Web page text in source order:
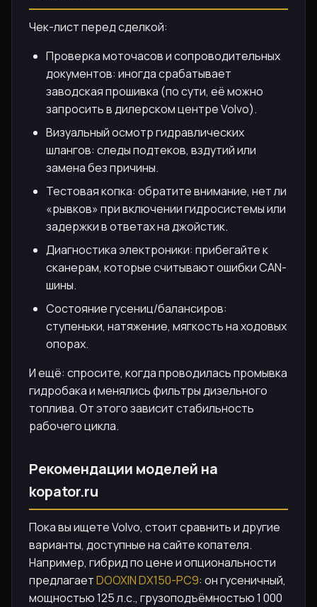
Чек-лист перед сделкой:
Проверка моточасов и сопроводительных
документов: иногда срабатывает
заводская прошивка (по сути, её можно
запросить в дилерском центре Volvo).
Визуальный осмотр гидравлических
шлангов: следы подтеков, вздутий или
замена без причины.
Тестовая копка: обратите внимание, нет ли
«рывков» при включении гидросистемы или
задержки в ответах на джойстик.
Диагностика электроники: прибегайте к
сканерам, которые считывают ошибки CAN-
шины.
Состояние гусениц/балансиров:
ступеньки, натяжение, мягкость на ходовых
опорах.
И ещё: спросите, когда проводилась промывка
гидробака и менялись фильтры дизельного
топлива. От этого зависит стабильность
рабочего цикла.
Рекомендации моделей на
kopator.ru
Пока вы ищете Volvo, стоит сравнить и другие
варианты, доступные на сайте копателя.
Например, гибрид по цене и опциональности
предлагаетDOOXIN DX150-PC9: он гусеничный,
мощностью 125 л.с., грузоподъёмностью 1 000